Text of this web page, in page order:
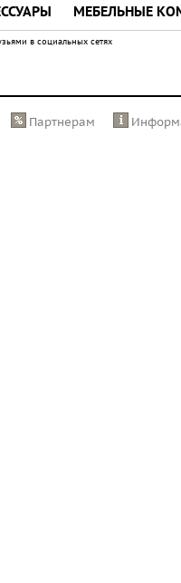
МЕБЕЛЬНЫЕ
в социальных сетях
Партнерам